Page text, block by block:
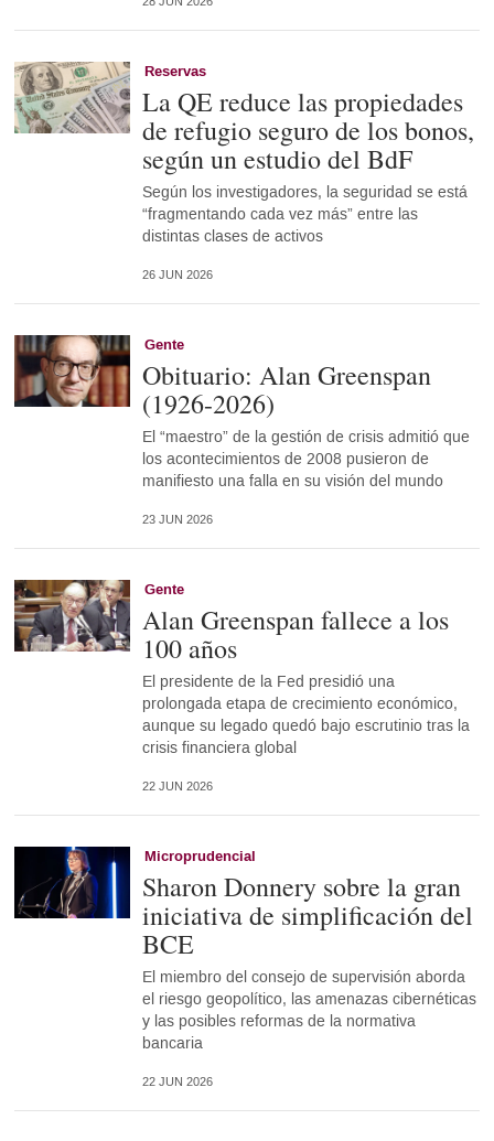
Reservas
La QE reduce las propiedades
de refugio seguro de los bonos,
según un estudio del BdF
Según los investigadores, la seguridad se está
“fragmentando cada vez más” entre las
distintas clases de activos
26 JUN 2026
Gente
Obituario: Alan Greenspan
(1926-2026)
El “maestro” de la gestión de crisis admitió que
los acontecimientos de 2008 pusieron de
manifiesto una falla en su visión del mundo
23 JUN 2026
Gente
Alan Greenspan fallece a los
100 años
El presidente de la Fed presidió una
prolongada etapa de crecimiento económico,
aunque su legado quedó bajo escrutinio tras la
crisis financiera global
22 JUN 2026
Microprudencial
Sharon Donnery sobre la gran
iniciativa de simplificación del
BCE
El miembro del consejo de supervisión aborda
el riesgo geopolítico, las amenazas cibernéticas
y las posibles reformas de la normativa
bancaria
22 JUN 2026